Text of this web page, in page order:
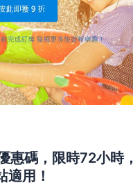
惠碼，限時72小時，
用！